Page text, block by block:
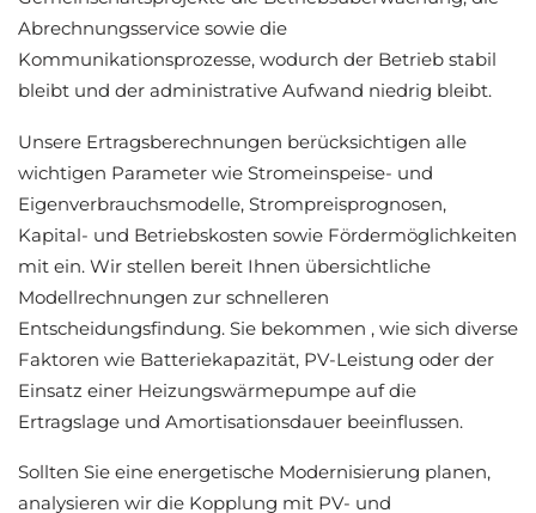
Abrechnungsservice sowie die
Kommunikationsprozesse, wodurch der Betrieb stabil
bleibt und der administrative Aufwand niedrig bleibt.
Unsere Ertragsberechnungen berücksichtigen alle
wichtigen Parameter wie Stromeinspeise- und
Eigenverbrauchsmodelle, Strompreisprognosen,
Kapital- und Betriebskosten sowie Fördermöglichkeiten
mit ein. Wir stellen bereit Ihnen übersichtliche
Modellrechnungen zur schnelleren
Entscheidungsfindung. Sie bekommen , wie sich diverse
Faktoren wie Batteriekapazität, PV-Leistung oder der
Einsatz einer Heizungswärmepumpe auf die
Ertragslage und Amortisationsdauer beeinflussen.
Sollten Sie eine energetische Modernisierung planen,
analysieren wir die Kopplung mit PV- und